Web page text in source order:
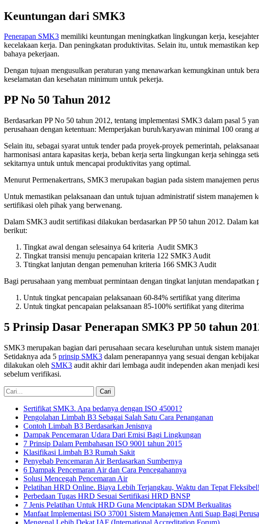
Keuntungan dari SMK3
Penerapan SMK3 memiliki keuntungan meningkatkan lingkungan kerja,
kecelakaan kerja. Dan peningkatan produktivitas. Selain itu, untuk memastikan
bahaya pekerjaan.
Dengan tujuan mengusulkan peraturan yang menawarkan kemungkinan untuk
keselamatan dan kesehatan minimum untuk pekerja.
PP No 50 Tahun 2012
Berdasarkan PP No 50 tahun 2012, tentang implementasi SMK3 dalam pasal 5
perusahaan dengan ketentuan: Memperjakan buruh/karyawan minimal 100
Selain itu, sebagai syarat untuk tender pada proyek-proyek pemerintah,
harmonisasi antara kapasitas kerja, beban kerja serta lingkungan kerja sehingga
sekitarnya untuk untuk mencapai produktivitas yang optimal.
Menurut Permenakertrans, SMK3 merupakan bagian pada sistem manajemen
Untuk memastikan pelaksanaan dan untuk tujuan administratif sistem manajemen
sertifikasi oleh pihak yang berwenang.
Dalam SMK3 audit sertifikasi dilakukan berdasarkan PP 50 tahun 2012. Dalam
berikut:
Tingkat awal dengan selesainya 64 kriteria Audit SMK3
Tingkat transisi menuju pencapaian kriteria 122 SMK3 Audit
Ttingkat lanjutan dengan pemenuhan kriteria 166 SMK3 Audit
Bagi perusahaan yang membuat permintaan dengan tingkat lanjutan mendapatkan
Untuk tingkat pencapaian pelaksanaan 60-84% sertifikat yang diterima
Untuk tingkat pencapaian pelaksanaan 85-100% sertifikat yang diterima
5 Prinsip Dasar Penerapan SMK3 PP 50 tahun
SMK3 merupakan bagian dari perusahaan secara keseluruhan untuk sistem
Setidaknya ada 5 prinsip SMK3 dalam penerapannya yang sesuai dengan
dilakukan oleh SMK3 audit akhir dari lembaga audit independen akan menjadi
sebelum verifikasi.
Sertifikat SMK3. Apa bedanya dengan ISO 45001?
Pengolahan Limbah B3 Sebagai Salah Satu Cara Penanganan
Contoh Limbah B3 Berdasarkan Jenisnya
Dampak Pencemaran Udara Dari Emisi Bagi Lingkungan
7 Prinsip Dalam Pembahasan ISO 9001 tahun 2015
Klasifikasi Limbah B3 Rumah Sakit
Penyebab Pencemaran Air Berdasarkan Sumbernya
6 Dampak Pencemaran Air dan Cara Pencegahannya
Solusi Mencegah Pencemaran Air
Pelatihan HRD Online. Biaya Lebih Terjangkau, Waktu dan Tepat Fleksibel!
Perbedaan Tugas HRD Sesuai Sertifikasi HRD BNSP
7 Jenis Pelatihan Untuk HRD Guna Menciptakan SDM Berkualitas
Manfaat Implementasi ISO 37001 Sistem Manajemen Anti Suap Bagi
Mengenal Lebih Dekat IAF (International Accreditation Forum)